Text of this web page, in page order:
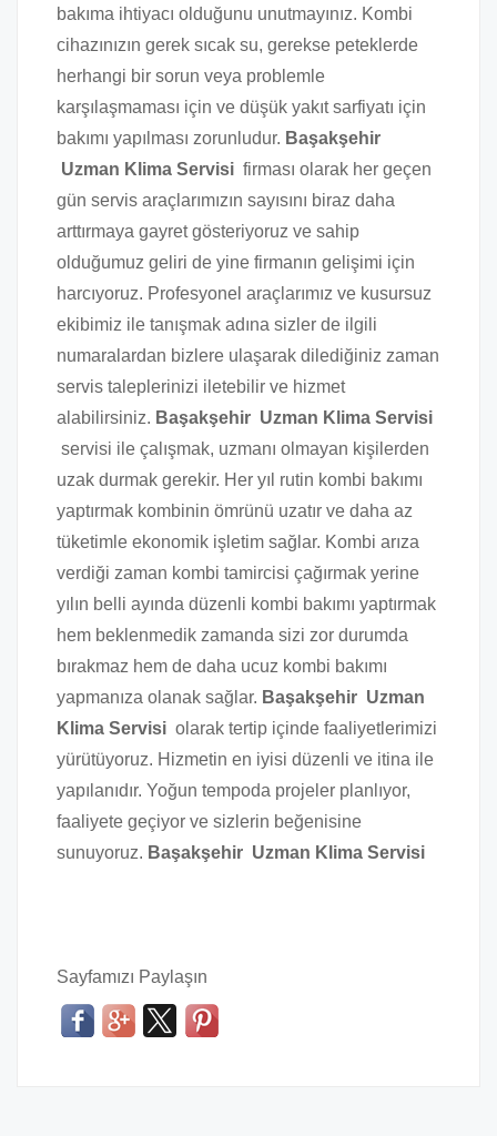
bakıma ihtiyacı olduğunu unutmayınız. Kombi
cihazınızın gerek sıcak su, gerekse peteklerde
herhangi bir sorun veya problemle
karşılaşmaması için ve düşük yakıt sarfiyatı için
bakımı yapılması zorunludur. Başakşehir
Uzman Klima Servisi firması olarak her geçen
gün servis araçlarımızın sayısını biraz daha
arttırmaya gayret gösteriyoruz ve sahip
olduğumuz geliri de yine firmanın gelişimi için
harcıyoruz. Profesyonel araçlarımız ve kusursuz
ekibimiz ile tanışmak adına sizler de ilgili
numaralardan bizlere ulaşarak dilediğiniz zaman
servis taleplerinizi iletebilir ve hizmet
alabilirsiniz. Başakşehir Uzman Klima Servisi
servisi ile çalışmak, uzmanı olmayan kişilerden
uzak durmak gerekir. Her yıl rutin kombi bakımı
yaptırmak kombinin ömrünü uzatır ve daha az
tüketimle ekonomik işletim sağlar. Kombi arıza
verdiği zaman kombi tamircisi çağırmak yerine
yılın belli ayında düzenli kombi bakımı yaptırmak
hem beklenmedik zamanda sizi zor durumda
bırakmaz hem de daha ucuz kombi bakımı
yapmanıza olanak sağlar. Başakşehir Uzman
Klima Servisi olarak tertip içinde faaliyetlerimizi
yürütüyoruz. Hizmetin en iyisi düzenli ve itina ile
yapılanıdır. Yoğun tempoda projeler planlıyor,
faaliyete geçiyor ve sizlerin beğenisine
sunuyoruz. Başakşehir Uzman Klima Servisi
Sayfamızı Paylaşın